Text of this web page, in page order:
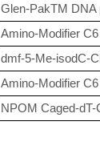
Glen-PakTM DNA
Amino-Modifier
dmf-5-Me-isodC-
Amino-Modifier
NPOM Caged-